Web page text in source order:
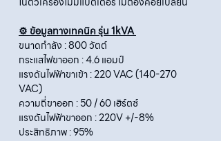
⚙️ ข้อมูลทางเทคนิค รุ่น 1kVA
ขนาดกำลัง : 800 วัตต์
กระแสไฟขาออก : 4.6 แอมป์
แรงดันไฟฟ้าขาเข้า : 220 VAC (140-270
VAC)
ความถี่ขาออก : 50 / 60 เฮิร์ตซ์
แรงดันไฟฟ้าขาออก : 220V +/-8%
ประสิทธิภาพ : 95%